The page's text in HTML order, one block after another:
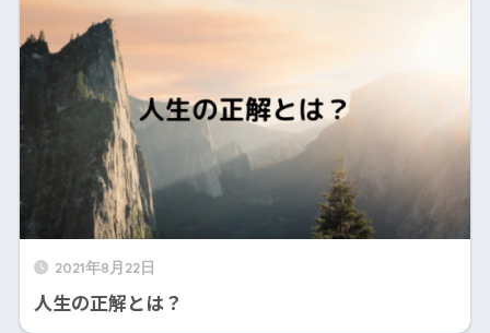
2021年8月22日
人生の正解とは？